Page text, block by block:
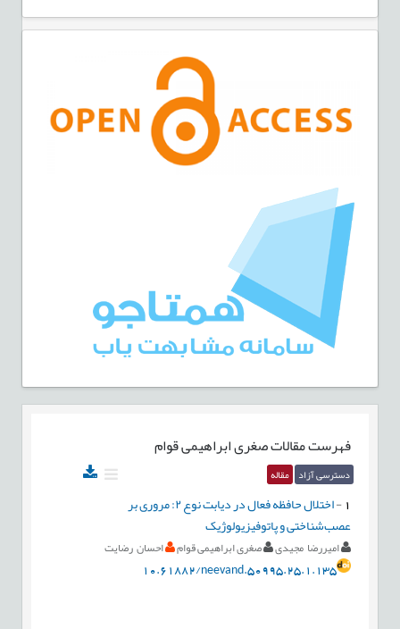
فهرست مقالاتصغری ابراهیمی قوام
دسترسی آزاد مقاله
-
اختلال حافظه فعال در دیابت نوع ۲: مروری بر
عصب‌شناختی و پاتوفیزیولوژیک
امیررضا مجیدی صغری ابراهیمی قوام احسان رضایت
10.61882/neevand.50995.25.1.135